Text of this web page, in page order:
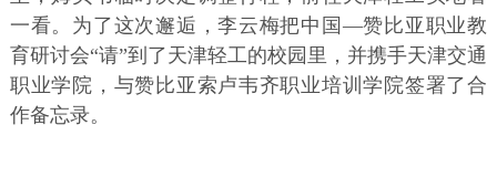
一看。为了这次邂逅，李云梅把中国—赞比亚职业教
育研讨会“请”到了天津轻工的校园里，并携手天津交通
职业学院，与赞比亚索卢韦齐职业培训学院签署了合
作备忘录。